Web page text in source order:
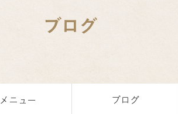
ブログ
メニュー ブログ